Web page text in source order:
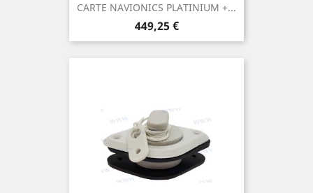
CARTE NAVIONICS PLATINIUM +...
Prix
449,25 €